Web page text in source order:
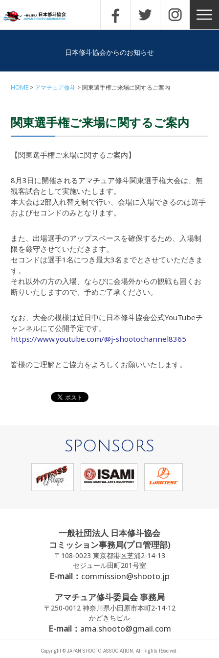
日本修斗協会からのお知らせ
HOME アマチュア修斗 関東選手権ご来場に関するご案内
関東選手権ご来場に関するご案内
【関東選手権ご来場に関するご案内】
8月3日に開催されるアマチュア修斗関東選手権大会は、無
観客試合として実施いたします。
本大会は2部入れ替え制で行い、会場に入場できるのは選手
およびセコンドのみとなります。
また、出場選手のアップスペースを確保するため、入場制
限を厳守させていただきます。
セコンドは選手1名につき最大3名までとさせていただきま
す。
それ以外の方の入場、ならびに会場外からの観戦も固くお
断りいたしますので、予めご了承ください。
なお、大会の模様は近日中に日本修斗協会公式YouTubeチ
ャンネルにて公開予定です。
https://www.youtube.com/@j-shootochannel8365
皆様のご理解とご協力をよろしくお願いいたします。
SPONSORS
一般社団法人 日本修斗協会
コミッション事務局(プロ管理部)
〒108-0023 東京都港区芝浦2-14-13
セジュール田町201号室
E-mail： commission@shooto.jp
アマチュア修斗委員会 事務局
〒250-0012 神奈川県小田原市本町2-14-12
かどきちビル
E-mail： ama.shooto@gmail.com
Copyright © JAPAN SHOOTO ASSOCIATION. All Rights Reserved.